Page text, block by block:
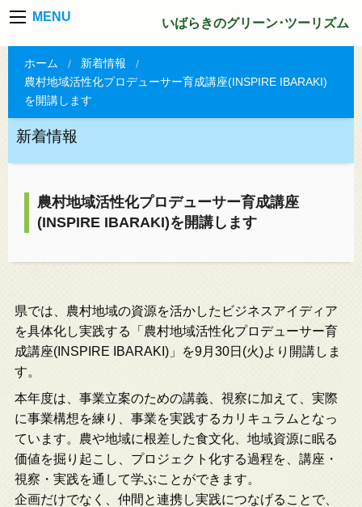
MENU いばらきのグリーン･ツーリズム
ホーム
新着情報
農村地域活性化プロデューサー育成講座(INSPIRE IBARAKI)
を開講します
新着情報
農村地域活性化プロデューサー育成講座
(INSPIRE IBARAKI)を開講します
県では、農村地域の資源を活かしたビジネスアイディア
を具体化し実践する「農村地域活性化プロデューサー育
成講座(INSPIRE IBARAKI)」を9月30日(火)より開講しま
す。
本年度は、事業立案のための講義、視察に加えて、実際
に事業構想を練り、事業を実践するカリキュラムとなっ
ています。農や地域に根差した食文化、地域資源に眠る
価値を掘り起こし、プロジェクト化する過程を、講座・
視察・実践を通して学ぶことができます。
企画だけでなく、仲間と連携し実践につなげることで、